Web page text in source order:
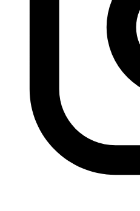
Cabe destacar que fueron
protagonizaron las protestas
principales lemas se
mejora de las condiciones
desempleo y el acceso a las
Posteriormente, los partidos
unieron a las protestas con
la mayoría de las demandas
al poder y dejaron a los
Traducción de Rania Chaui